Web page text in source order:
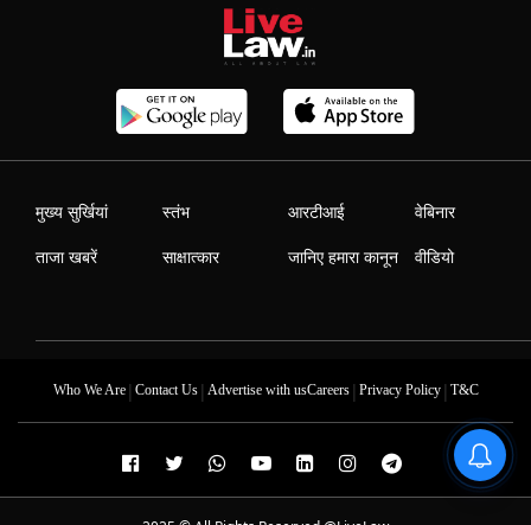
मुख्य सुर्खियां
ताजा खबरें
स्तंभ
साक्षात्कार
आरटीआई
जानिए हमारा कानून
वेबिनार
वीडियो
Who We Are| Contact Us| Advertise with usCareers| Privacy Policy| T&C